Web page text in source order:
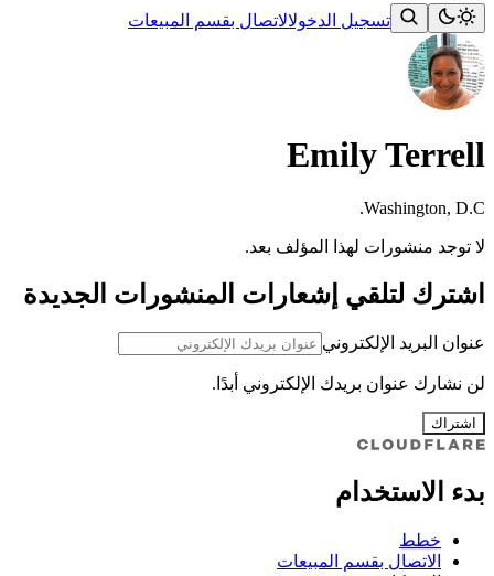
تسجيل الدخولالاتصال بقسم المبيعات
Emily Terrell
Washington, D.C.
لا توجد منشورات لهذا المؤلف بعد.
اشترك لتلقي إشعارات المنشورات الجديدة
عنوان البريد الإلكتروني
لن نشارك عنوان بريدك الإلكتروني أبدًا.
اشتراك
بدء الاستخدام
خطط
الاتصال بقسم المبيعات